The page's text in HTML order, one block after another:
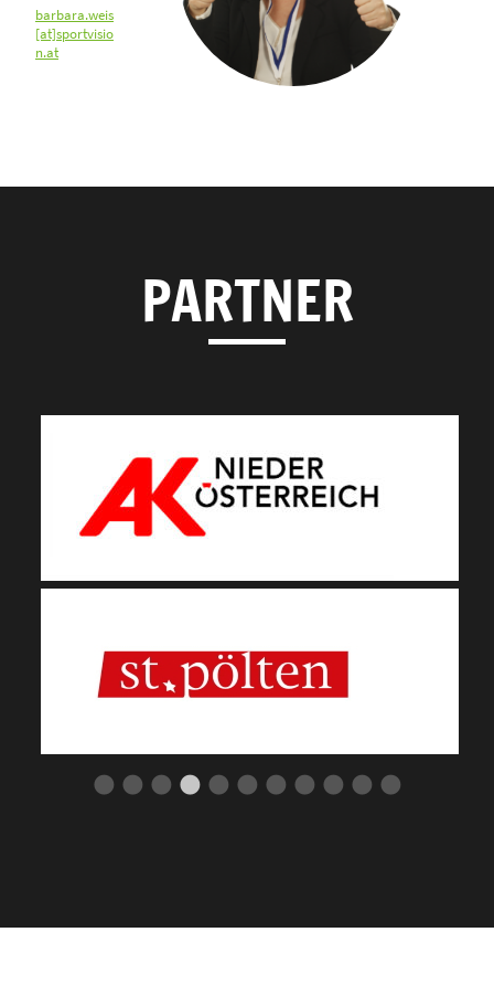
barbara.weis
[at]sportvisio
n.at
PARTNER